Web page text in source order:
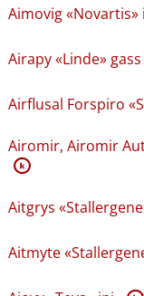
Aimovig «Novartis»
Airapy «Linde» gass
Airflusal Forspiro
Airomir, Airomir
K
Aitgrys
Aitmyte